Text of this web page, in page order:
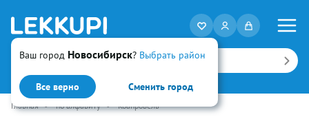
Ваш город Новосибирск? Выбрать район
Все верно Сменить город
Искать
Главная • по алфавиту • Коапровель